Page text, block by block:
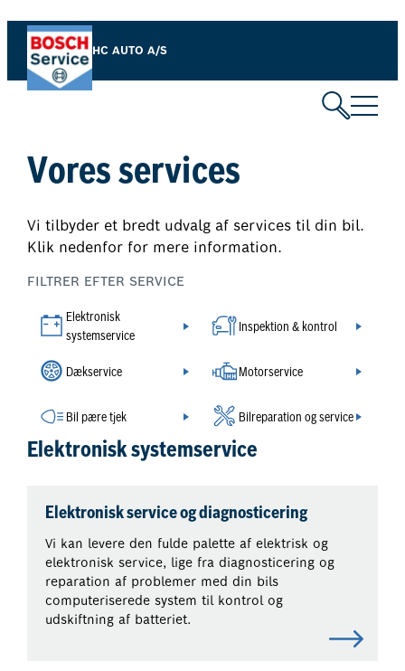
Spring
indhold
HC AUTO A/S
Vores services
Vi tilbyder et bredt udvalg af services til din bil.
Klik nedenfor for mere information.
FILTRER EFTER SERVICE
Elektronisk
systemservice
Inspektion & kontrol
Dækservice Motorservice
Bil pære tjek Bilreparation og service
Elektronisk systemservice
Elektronisk service og diagnosticering
Vi kan levere den fulde palette af elektrisk og
elektronisk service, lige fra diagnosticering og
reparation af problemer med din bils
computeriserede system til kontrol og
udskiftning af batteriet.